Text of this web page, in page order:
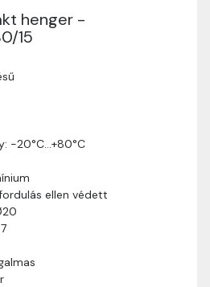
henger -
15
-20°C…+80°C
ellen védett
webshopunkat választottátok
megtaláljátok szállítási
gördülékenyen és
kézbesítjük. Amennyiben
a szállítás hosszabb
benneteket.
díj függ a termék súlyától
távolságától. A pontos szállítási
során megtekinthetitek,
véglegesítitek.